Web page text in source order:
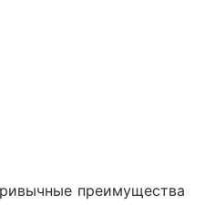
преимущества